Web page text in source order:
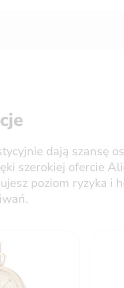
dają szansę
szerokiej ofercie
poziom ryzyka i